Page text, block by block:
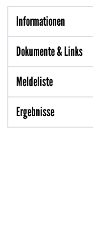
Informationen
Dokumente & Links
Meldeliste
Ergebnisse